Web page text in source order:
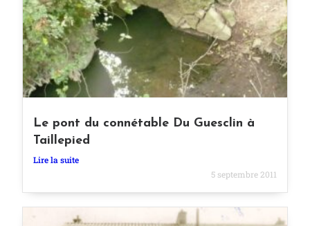
Le pont du connétable Du Guesclin à
Taillepied
Lire la suite
5 septembre 2011